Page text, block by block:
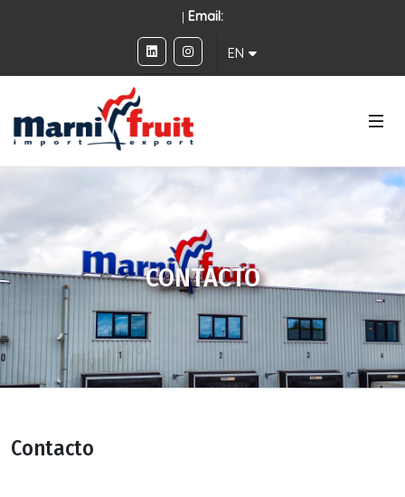
| Email:
EN
CONTACTO
Contacto